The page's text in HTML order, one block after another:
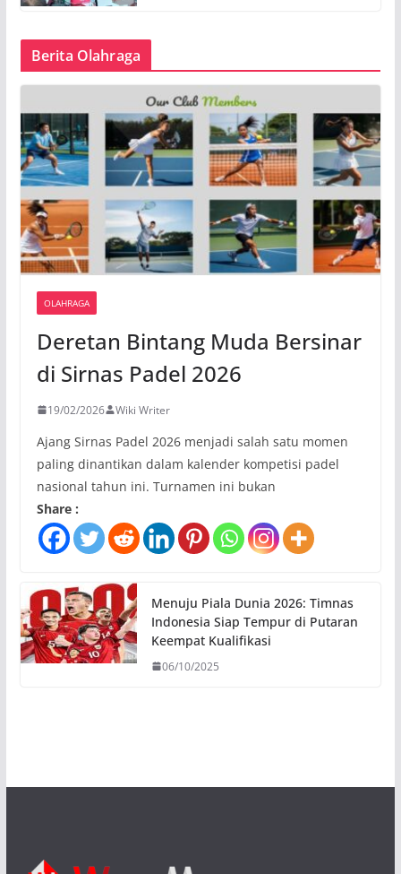
Berita Olahraga
OLAHRAGA
Deretan Bintang Muda Bersinar
di Sirnas Padel 2026
19/02/2026 Wiki Writer
Ajang Sirnas Padel 2026 menjadi salah satu momen
paling dinantikan dalam kalender kompetisi padel
nasional tahun ini. Turnamen ini bukan
Share :
Menuju Piala Dunia 2026: Timnas
Indonesia Siap Tempur di Putaran
Keempat Kualifikasi
06/10/2025